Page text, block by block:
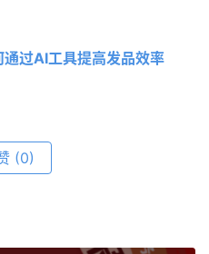
过AI工具提高发品效率
(0)